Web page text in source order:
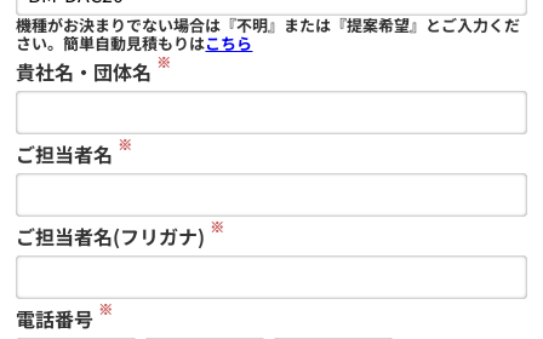
機種がお決まりでない場合は『不明』または『提案希望』とご入力くだ
さい。簡単自動見積もりはこちら
貴社名・団体名 ※
ご担当者名 ※
ご担当者名(フリガナ) ※
電話番号 ※